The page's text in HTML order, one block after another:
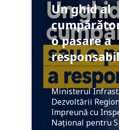
Un ghid al
o pasare a
Ministerul
Dezvoltării
împreună cu
Național pentru